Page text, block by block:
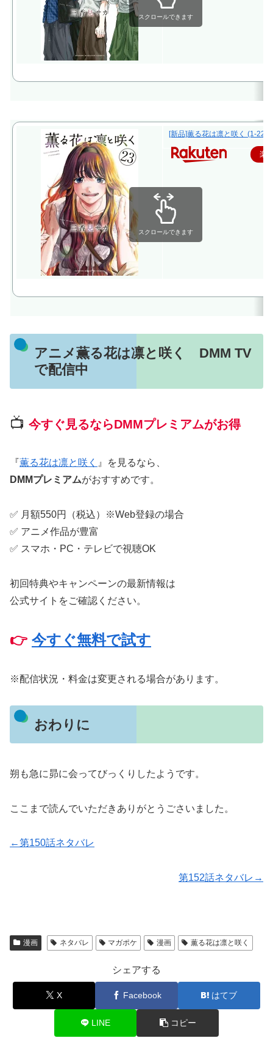
スクロールできます
[新品]薫る花は凛と咲く (1-22
楽
スクロールできます
アニメ薫る花は凛と咲く DMM TV
で配信中
📺 今すぐ見るならDMMプレミアムがお得
『薫る花は凛と咲く 』を見るなら、
DMMプレミアムがおすすめです。
✅ 月額550円（税込）※Web登録の場合
✅ アニメ作品が豊富
✅ スマホ・PC・テレビで視聴OK
初回特典やキャンペーンの最新情報は
公式サイトをご確認ください。
👉 今すぐ無料で試す
※配信状況・料金は変更される場合があります。
おわりに
朔も急に昴に会ってびっくりしたようです。
ここまで読んでいただきありがとうごさいました。
←第150話ネタバレ
第152話ネタバレ→
漫画 ネタバレ マガポケ 漫画 薫る花は凛と咲く
シェアする
X Facebook はてブ
LINE コピー